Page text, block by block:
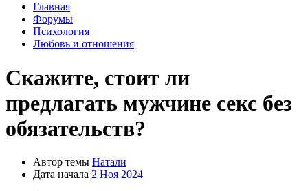
Главная
Форумы
Психология
Любовь и отношения
Скажите, стоит ли
предлагать мужчине секс без
обязательств?
Автор темы Натали
Дата начала 2 Ноя 2024